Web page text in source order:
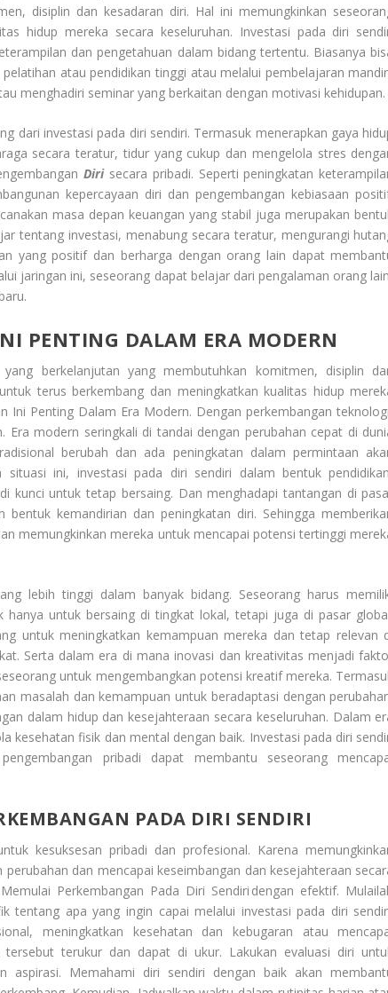
disiplin dan kesadaran diri. Hal ini memungkinkan
hidup mereka secara keseluruhan. Investasi pada diri
dan pengetahuan dalam bidang tertentu. Biasanya
atau pendidikan tinggi atau melalui pembelajaran
menghadiri seminar yang berkaitan dengan motivasi kehidupan.
dari investasi pada diri sendiri. Termasuk menerapkan gaya
secara teratur, tidur yang cukup dan mengelola stres
Diri secara pribadi. Seperti peningkatan
kepercayaan diri dan pengembangan kebiasaan
masa depan keuangan yang stabil juga merupakan
tentang investasi, menabung secara teratur, mengurangi
yang positif dan berharga dengan orang lain dapat
jaringan ini, seseorang dapat belajar dari pengalaman orang
PENTING DALAM ERA MODERN
berkelanjutan yang membutuhkan komitmen, disiplin
terus berkembang dan meningkatkan kualitas hidup
Ini Penting Dalam Era Modern. Dengan perkembangan
Era modern seringkali di tandai dengan perubahan cepat di
berubah dan ada peningkatan dalam permintaan
ini, investasi pada diri sendiri dalam bentuk
kunci untuk tetap bersaing. Dan menghadapi tantangan di
kemandirian dan peningkatan diri. Sehingga
memungkinkan mereka untuk mencapai potensi tertinggi
lebih tinggi dalam banyak bidang. Seseorang harus
hanya untuk bersaing di tingkat lokal, tetapi juga di pasar
untuk meningkatkan kemampuan mereka dan tetap relevan
Serta dalam era di mana inovasi dan kreativitas menjadi
untuk mengembangkan potensi kreatif mereka.
masalah dan kemampuan untuk beradaptasi dengan
dalam hidup dan kesejahteraan secara keseluruhan. Dalam
kesehatan fisik dan mental dengan baik. Investasi pada diri
pribadi dapat membantu seseorang
PADA DIRI SENDIRI
kesuksesan pribadi dan profesional. Karena
dan mencapai keseimbangan dan kesejahteraan
Perkembangan Pada Diri Sendiri dengan efektif.
tentang apa yang ingin capai melalui investasi pada diri
meningkatkan kesehatan dan kebugaran atau
terukur dan dapat di ukur. Lakukan evaluasi diri
aspirasi. Memahami diri sendiri dengan baik akan